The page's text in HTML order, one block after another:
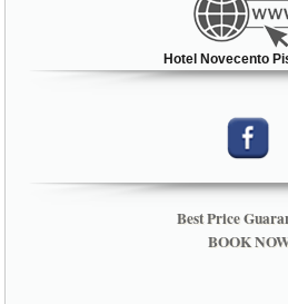
Hotel Novecento
Best Price
BOOK